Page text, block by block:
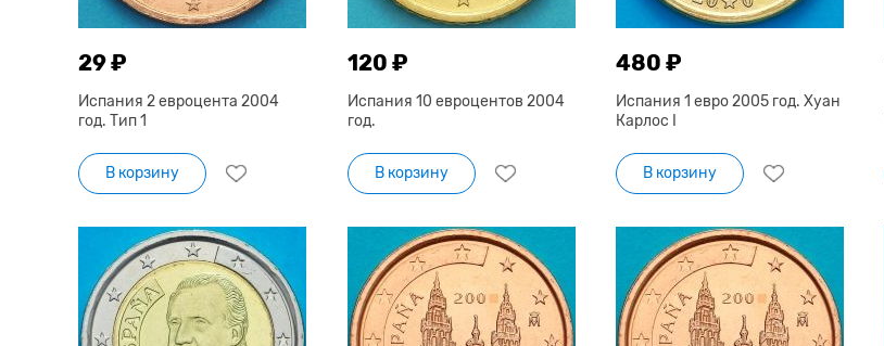
29 ₽
Испания 2 евроцента 2004
год. Тип 1
В корзину
120 ₽
Испания 10 евроцентов 2004
год.
В корзину
480 ₽
Испания 1 евро 2005 год. Хуан
Карлос I
В корзину